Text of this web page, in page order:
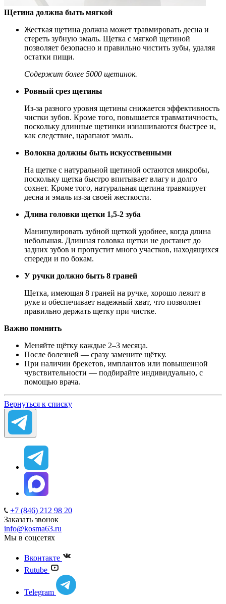
Щетина должна быть мягкой
Жесткая щетина должна может травмировать десна и
стереть зубную эмаль. Щетка с мягкой щетиной
позволяет безопасно и правильно чистить зубы, удаляя
остатки пищи.
Содержит более 5000 щетинок.
Ровный срез щетины
Из-за разного уровня щетины снижается эффективность
чистки зубов. Кроме того, повышается травматичность,
поскольку длинные щетинки изнашиваются быстрее и,
как следствие, царапают эмаль.
Волокна должны быть искусственными
На щетке с натуральной щетиной остаются микробы,
поскольку щетка быстро впитывает влагу и долго
сохнет. Кроме того, натуральная щетина травмирует
десна и эмаль из-за своей жесткости.
Длина головки щетки 1,5-2 зуба
Манипулировать зубной щеткой удобнее, когда длина
небольшая. Длинная головка щетки не достанет до
задних зубов и пропустит много участков, находящихся
спереди и по бокам.
У ручки должно быть 8 граней
Щетка, имеющая 8 граней на ручке, хорошо лежит в
руке и обеспечивает надежный хват, что позволяет
правильно держать щетку при чистке.
Важно помнить
Меняйте щётку каждые 2–3 месяца.
После болезней — сразу замените щётку.
При наличии брекетов, имплантов или повышенной
чувствительности — подбирайте индивидуально, с
помощью врача.
Вернуться к списку
+7 (846) 212 98 20
Заказать звонок
info@kosma63.ru
Мы в соцсетях
Вконтакте
Rutube
Telegram